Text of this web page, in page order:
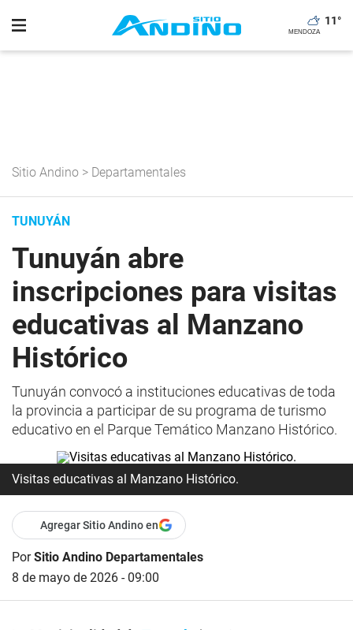
11°
Sitio Andino > Departamentales
TUNUYÁN
Tunuyán abre
inscripciones para visitas
educativas al Manzano
Histórico
Tunuyán convocó a instituciones educativas de toda
la provincia a participar de su programa de turismo
educativo en el Parque Temático Manzano Histórico.
Visitas educativas al Manzano Histórico.
Agregar Sitio Andino en
PorSitio Andino Departamentales
8 de mayo de 2026 - 09:00